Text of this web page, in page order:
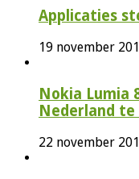
Applicaties
19 november
Nokia Lumia
Nederland te
22 november